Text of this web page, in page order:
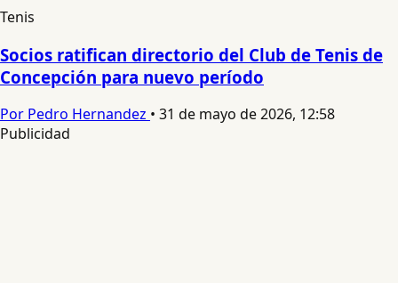
Tenis
Socios ratifican directorio del Club de Tenis de
Concepción para nuevo período
Por Pedro Hernandez • 31 de mayo de 2026, 12:58
Publicidad